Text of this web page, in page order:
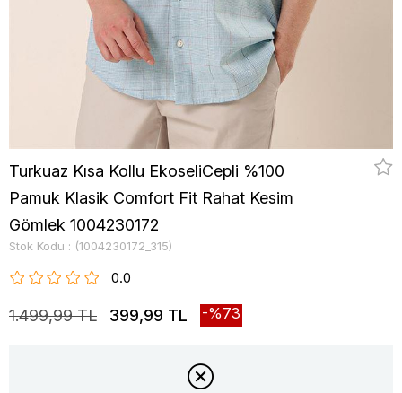
Turkuaz Kısa Kollu EkoseliCepli %100
Pamuk Klasik Comfort Fit Rahat Kesim
Gömlek 1004230172
Stok Kodu (1004230172_315)
0.0
1.499,99 TL 399,99 TL 73